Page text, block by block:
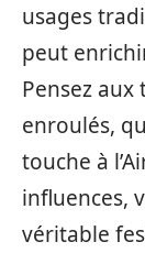
usages
peut
Pensez
enroulés,
touche à
influences,
véritable